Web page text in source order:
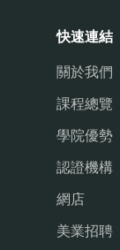
快速連結
關於我們
課程總覽
學院優勢
認證機構
網店
美業招聘